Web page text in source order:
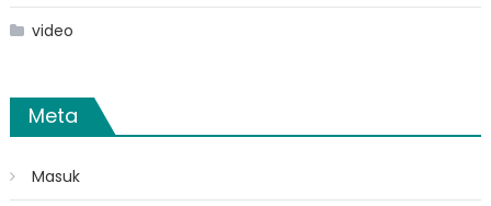
video
Meta
Masuk